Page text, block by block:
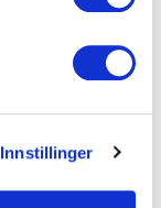
Innstillinger